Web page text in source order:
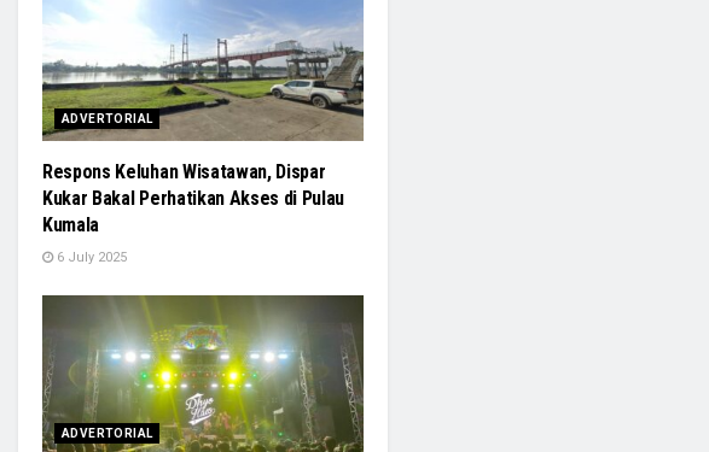
ADVERTORIAL
Respons Keluhan Wisatawan, Dispar
Kukar Bakal Perhatikan Akses di Pulau
Kumala
6 July 2025
ADVERTORIAL